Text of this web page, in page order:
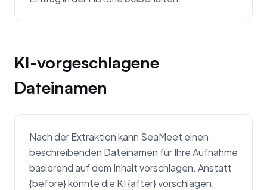
KI-vorgeschlagene
Dateinamen
Nach der Extraktion kann SeaMeet einen
beschreibenden Dateinamen für Ihre Aufnahme
basierend auf dem Inhalt vorschlagen. Anstatt
{before} könnte die KI {after} vorschlagen.